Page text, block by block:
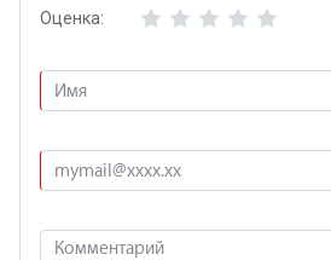
Оценка: